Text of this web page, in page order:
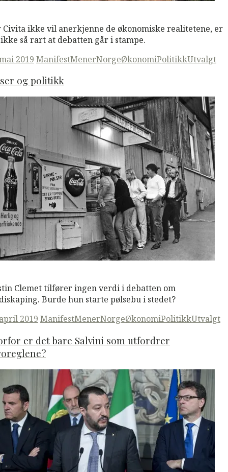
Civita ikke vil anerkjenne de økonomiske realitetene, er
så rart at debatten går i stampe.
2019 ManifestMenerNorgeØkonomiPolitikkUtvalgt
og politikk
Clemet tilfører ingen verdi i debatten om
Burde hun starte pølsebu i stedet?
2019 ManifestMenerNorgeØkonomiPolitikkUtvalgt
er det bare Salvini som utfordrer